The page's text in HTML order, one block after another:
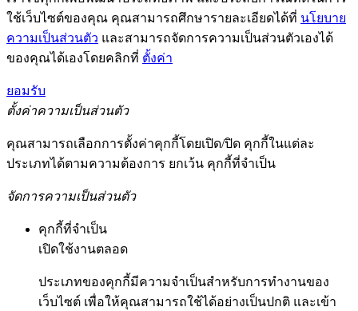
ใช้เว็บไซต์ของคุณ คุณสามารถศึกษารายละเอียดได้ที่ นโยบาย
ความเป็นส่วนตัว และสามารถจัดการความเป็นส่วนตัวเองได้
ของคุณได้เองโดยคลิกที่ ตั้งค่า
ยอมรับ
ตั้งค่าความเป็นส่วนตัว
คุณสามารถเลือกการตั้งค่าคุกกี้โดยเปิด/ปิด คุกกี้ในแต่ละ
ประเภทได้ตามความต้องการ ยกเว้น คุกกี้ที่จำเป็น
จัดการความเป็นส่วนตัว
คุกกี้ที่จำเป็น
เปิดใช้งานตลอด
ประเภทของคุกกี้มีความจำเป็นสำหรับการทำงานของ
เว็บไซต์ เพื่อให้คุณสามารถใช้ได้อย่างเป็นปกติ และเข้า